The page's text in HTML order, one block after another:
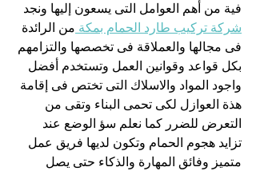
فية من أهم العوامل التى يسعون إليها ونجد
شركة تركيب طارد الحمام بمكة من الرائدة
فى مجالها والعملاقة فى تخصصها والتزامهم
بكل قواعد وقوانين العمل وتستخدم أفضل
واجود المواد والاسلاك التى تختص فى إقامة
هذة العوازل لكى تحمى البناء وتقى من
التعرض للضرر كما نعلم سؤ الوضع عند
تزايد هجوم الحمام وتكون لديها فريق عمل
متميز وفائق المهارة والذكاء حتى يصل